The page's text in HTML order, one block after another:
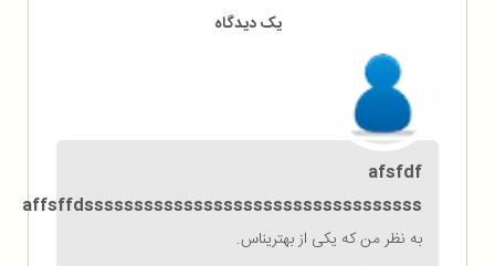
یک دیدگاه
afsfdf
affsffdssssssssssssssssssssssssssssssssss
به نظر من که یکی از بهتریناس.